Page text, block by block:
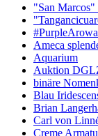
"San
Ameca
Aquarium
Auktion
binäre
Blau
Brian
Carl von
Creme